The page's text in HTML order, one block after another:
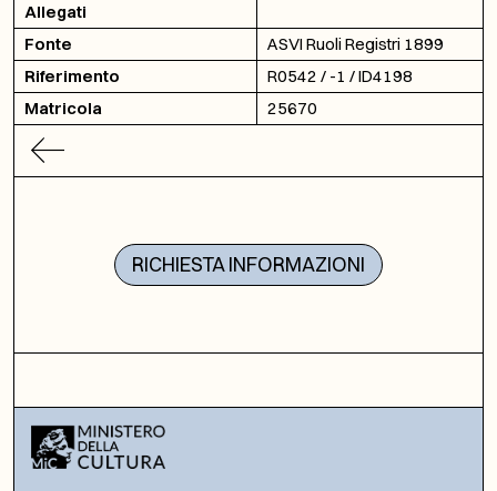
Allegati
Fonte
ASVI Ruoli Registri 1899
Riferimento
R0542 / -1 / ID4198
Matricola
25670
RICHIESTA INFORMAZIONI